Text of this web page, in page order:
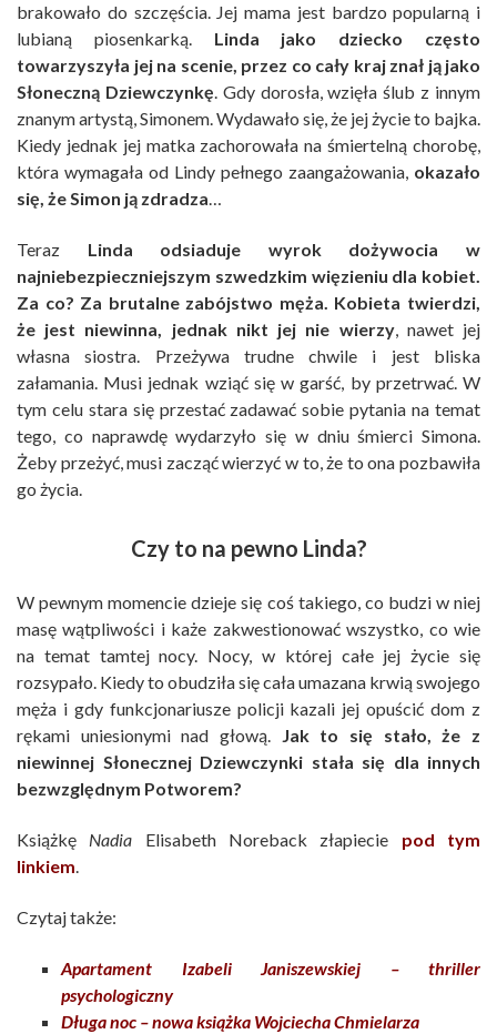
brakowało do szczęścia. Jej mama jest bardzo popularną i
lubianą piosenkarką. Linda jako dziecko często
towarzyszyła jej na scenie, przez co cały kraj znał ją jako
Słoneczną Dziewczynkę. Gdy dorosła, wzięła ślub z innym
znanym artystą, Simonem. Wydawało się, że jej życie to bajka.
Kiedy jednak jej matka zachorowała na śmiertelną chorobę,
która wymagała od Lindy pełnego zaangażowania, okazało
się, że Simon ją zdradza…
Teraz Linda odsiaduje wyrok dożywocia w
najniebezpieczniejszym szwedzkim więzieniu dla kobiet.
Za co? Za brutalne zabójstwo męża. Kobieta twierdzi,
że jest niewinna, jednak nikt jej nie wierzy, nawet jej
własna siostra. Przeżywa trudne chwile i jest bliska
załamania. Musi jednak wziąć się w garść, by przetrwać. W
tym celu stara się przestać zadawać sobie pytania na temat
tego, co naprawdę wydarzyło się w dniu śmierci Simona.
Żeby przeżyć, musi zacząć wierzyć w to, że to ona pozbawiła
go życia.
Czy to na pewno Linda?
W pewnym momencie dzieje się coś takiego, co budzi w niej
masę wątpliwości i każe zakwestionować wszystko, co wie
na temat tamtej nocy. Nocy, w której całe jej życie się
rozsypało. Kiedy to obudziła się cała umazana krwią swojego
męża i gdy funkcjonariusze policji kazali jej opuścić dom z
rękami uniesionymi nad głową. Jak to się stało, że z
niewinnej Słonecznej Dziewczynki stała się dla innych
bezwzględnym Potworem?
Książkę Nadia Elisabeth Noreback złapiecie pod tym
linkiem.
Czytaj także:
Apartament Izabeli Janiszewskiej – thriller
psychologiczny
Długa noc – nowa książka Wojciecha Chmielarza